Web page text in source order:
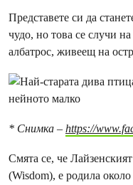
Представете си да
чудо, но това се случи на
албатрос, живеещ на
* Снимка – https://
Смята се, че
(Wisdom), е родила